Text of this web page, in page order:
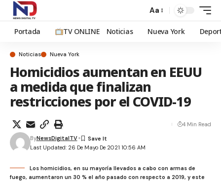
Aa
Portada TV ONLINE Noticias Nueva York
Noticias Nueva York
Homicidios aumentan en EEUU
a medida que finalizan
restricciones por el COVID-19
Last Updated: 26 De Mayo De 2021 10:56 AM
ByNewsDigitalTV
4 Min Read
Los homicidios, en su mayoría llevados a cabo con armas de
fuego, aumentaron un 30 % el año pasado con respecto a 2019, y este